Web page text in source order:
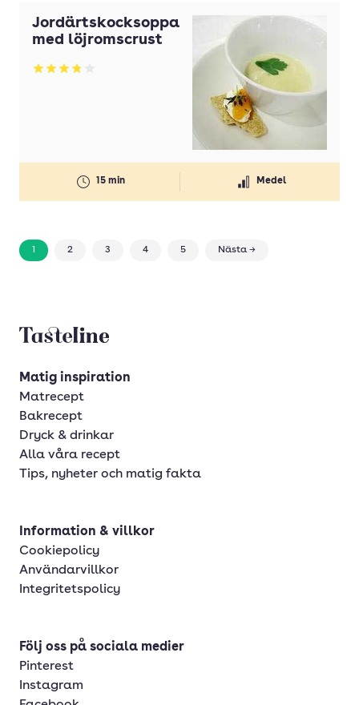
Jordärtskocksoppa
med löjromscrust
Betyg: 3.82 av 5
15 min Medel
1 2 3 4 5 Nästa →
Tasteline startsida
Matig inspiration
Matrecept
Bakrecept
Dryck & drinkar
Alla våra recept
Tips, nyheter och matig fakta
Information & villkor
Cookiepolicy
Användarvillkor
Integritetspolicy
Följ oss på sociala medier
Pinterest
Instagram